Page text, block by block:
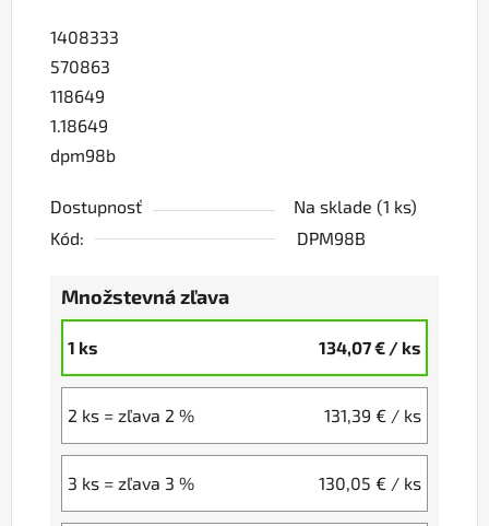
1408333
570863
118649
1.18649
dpm98b
Dostupnosť Na sklade (1 ks)
Kód:
DPM98B
Množstevná zľava
1 ks 134,07 € / ks
2 ks = zľava 2 % 131,39 € / ks
3 ks = zľava 3 % 130,05 € / ks